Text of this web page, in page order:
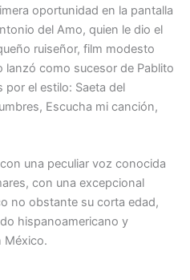
oportunidad en la pantalla
del Amo, quien le dio el
ruiseñor, film modesto
lanzó como sucesor de Pablito
el estilo: Saeta del
Escucha mi canción,
una peculiar voz conocida
con una excepcional
no obstante su corta edad,
hispanoamericano y
México.